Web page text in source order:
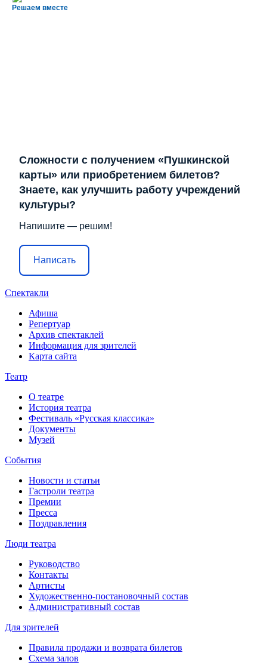
Решаем вместе
Сложности с получением «Пушкинской
карты» или приобретением билетов?
Знаете, как улучшить работу учреждений
культуры?
Напишите — решим!
Написать
Спектакли
Афиша
Репертуар
Архив спектаклей
Информация для зрителей
Карта сайта
Театр
О театре
История театра
Фестиваль «Русская классика»
Документы
Музей
События
Новости и статьи
Гастроли театра
Премии
Пресса
Поздравления
Люди театра
Руководство
Контакты
Артисты
Художественно-постановочный состав
Административный состав
Для зрителей
Правила продажи и возврата билетов
Схема залов